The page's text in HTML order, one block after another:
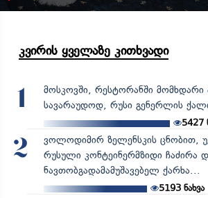
კვირის ყველაზე კითხვადი
1
მოსკოვში, რესტორანში მომხდარი
სავარაუდოდ, რუსი გენერლის
5427
2
ვოლოდიმირ ზელენსკის ცნობით,
რუსული კონტეინერმზიდი ჩაძირა
ნავთობგადამამუშავებელ ქარხა...
5193ნახვა